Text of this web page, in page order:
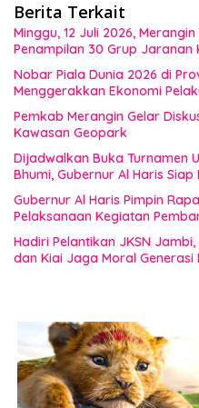
Berita Terkait
Minggu, 12 Juli 2026,
Penampilan 30 Grup Jaranan
Nobar Piala Dunia 2026 di
Menggerakkan Ekonomi
Pemkab Merangin Gelar
Kawasan Geopark
Dijadwalkan Buka Turnamen
Bhumi, Gubernur Al Haris
Gubernur Al Haris Pimpin
Pelaksanaan Kegiatan
Hadiri Pelantikan JKSN
dan Kiai Jaga Moral Generasi